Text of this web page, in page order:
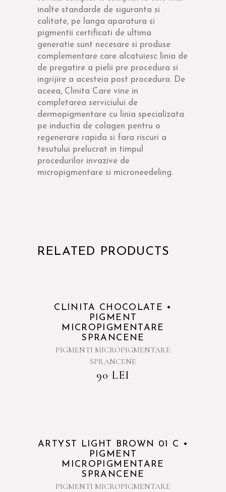
inalte standarde de siguranta si
calitate, pe langa aparatura si
pigmentii certificati de ultima
generatie sunt necesare si produse
complementare care alcatuiesc linia de
de pregatire a pielii pre procedura si
ingrijire a acesteia post procedura. De
aceea, Clinita Care vine in
completarea serviciului de
dermopigmentare cu linia specializata
pe inductia de colagen pentru o
regenerare rapida si fara riscuri a
tesutului prelucrat in timpul
procedurilor invazive de
micropigmentare si microneedeling.
RELATED PRODUCTS
Sold
CLINITA CHOCOLATE •
PIGMENT
MICROPIGMENTARE
SPRANCENE
PIGMENTI MICROPIGMENTARE
SPRANCENE
90 LEI
-5%
ARTYST LIGHT BROWN 01 C •
PIGMENT
MICROPIGMENTARE
SPRANCENE
PIGMENTI MICROPIGMENTARE